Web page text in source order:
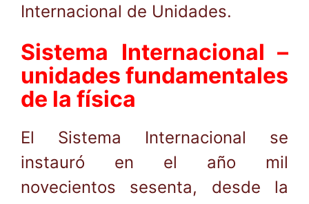
Internacional de Unidades.
Sistema Internacional –
unidades fundamentales
de la física
El Sistema Internacional se
instauró en el año mil
novecientos sesenta, desde la